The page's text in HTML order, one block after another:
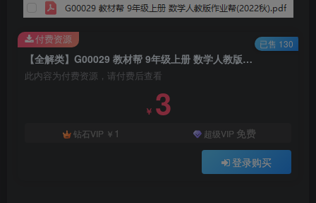
【全解类】G00029 教材帮 9年级上册 数学人教版2022秋
此内容为付费资源，请付费后查看
￥ 3
钻石VIP ￥ 1 超级VIP 免费
登录购买
付费资源 已售 130